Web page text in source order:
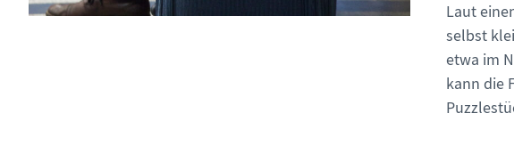
Laut
selbst
etwa im
kann die